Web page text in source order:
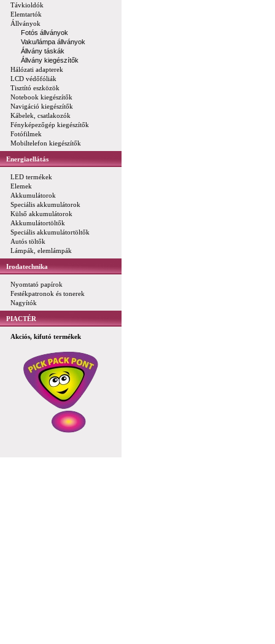
Távkioldók
Elemtartók
Állványok
Fotós állványok
Vaku/lámpa állványok
Állvány táskák
Állvány kiegészítők
Hálózati adapterek
LCD védőfóliák
Tisztító eszközök
Notebook kiegészítők
Navigáció kiegészítők
Kábelek, csatlakozók
Fényképezőgép kiegészítők
Fotófilmek
Mobiltelefon kiegészítők
Energiaellátás
LED termékek
Elemek
Akkumulátorok
Speciális akkumulátorok
Külső akkumulátorok
Akkumulátortöltők
Speciális akkumulátortöltők
Autós töltők
Lámpák, elemlámpák
Irodatechnika
Nyomtató papírok
Festékpatronok és tonerek
Nagyítók
PIACTÉR
Akciós, kifutó termékek